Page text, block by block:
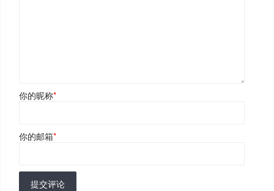
你的昵称*
你的邮箱*
提交评论